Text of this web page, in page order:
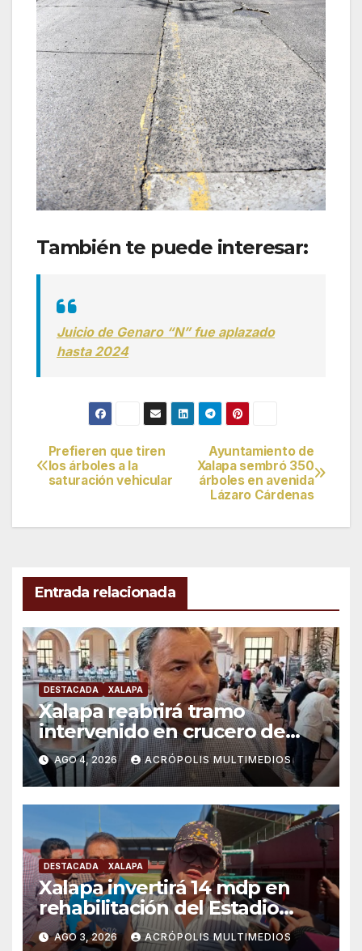
También te puede interesar:
Juicio de Genaro “N” fue aplazado
hasta 2024
Navegación
de
entradas
Ayuntamiento de
Xalapa sembró 350
árboles en avenida
Lázaro Cárdenas
Prefieren que tiren
los árboles a la
saturación vehicular
Entrada relacionada
DESTACADA XALAPA
Xalapa reabrirá tramo
intervenido en crucero de
Manuel C. Tello esta semana
AGO 4, 2026 ACRÓPOLIS MULTIMEDIOS
DESTACADA XALAPA
Xalapa invertirá 14 mdp en
rehabilitación del Estadio
Colón
AGO 3, 2026 ACRÓPOLIS MULTIMEDIOS